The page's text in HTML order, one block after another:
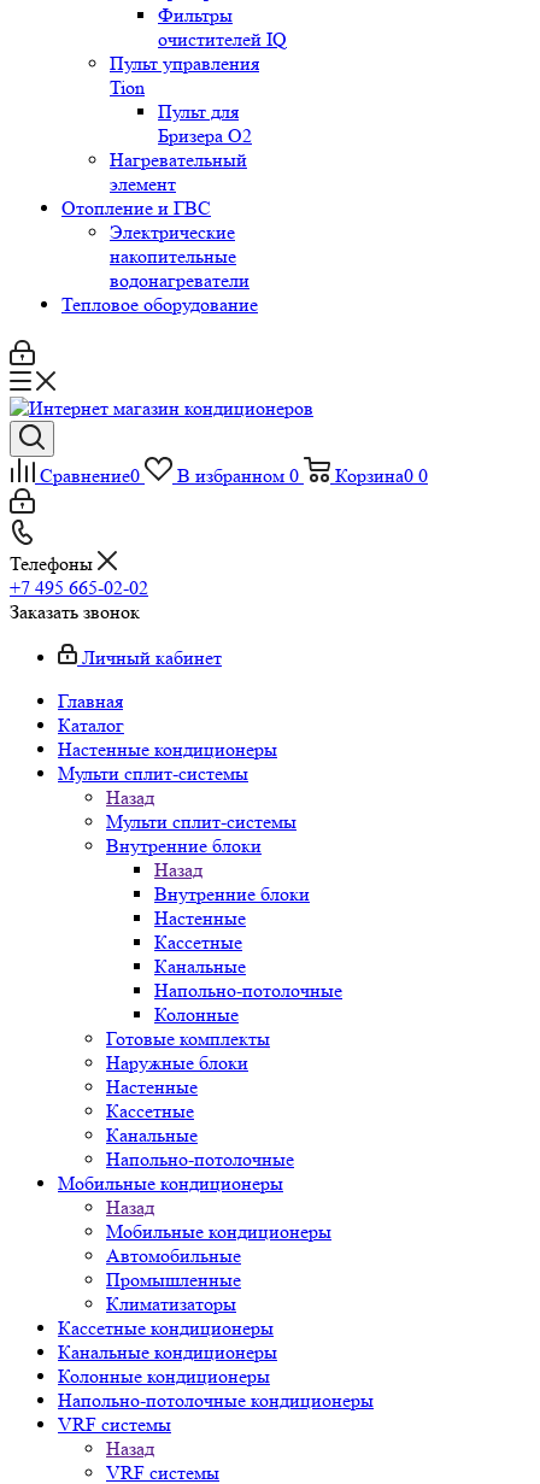
Фильтры
очистителей IQ
Пульт управления
Tion
Пульт для
Бризера O2
Нагревательный
элемент
Отопление и ГВС
Электрические
накопительные
водонагреватели
Тепловое оборудование
Сравнение0 В избранном 0 Корзина0 0
Телефоны
+7 495 665-02-02
Заказать звонок
Личный кабинет
Главная
Каталог
Настенные кондиционеры
Мульти сплит-системы
Назад
Мульти сплит-системы
Внутренние блоки
Назад
Внутренние блоки
Настенные
Кассетные
Канальные
Напольно-потолочные
Колонные
Готовые комплекты
Наружные блоки
Настенные
Кассетные
Канальные
Напольно-потолочные
Мобильные кондиционеры
Назад
Мобильные кондиционеры
Автомобильные
Промышленные
Климатизаторы
Кассетные кондиционеры
Канальные кондиционеры
Колонные кондиционеры
Напольно-потолочные кондиционеры
VRF системы
Назад
VRF системы